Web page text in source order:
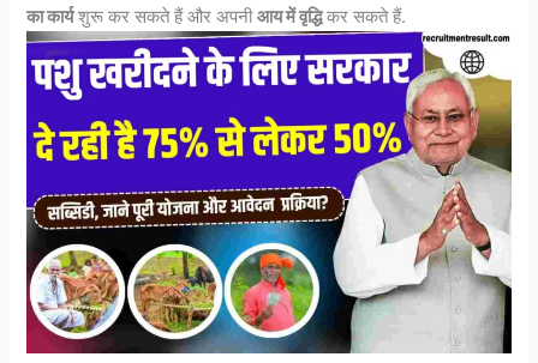
का कार्यशुरू कर सकते हैं और अपनीआय में वृद्धिकर सकते हैं.